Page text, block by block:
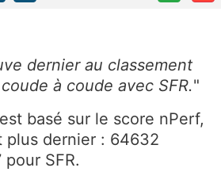
dernier au classement
à coude avec SFR."
basé sur le score nPerf,
plus dernier : 64632
SFR.